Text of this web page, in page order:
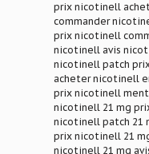
prix nicotinell
commander
prix nicotinell
nicotinell avis
nicotinell patch
acheter nicotinell
prix nicotinell
nicotinell 21 mg
nicotinell patch 21
prix nicotinell 21
nicotinell 21 mg